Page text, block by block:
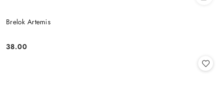
Brelok Artemis
Cena:
38.00